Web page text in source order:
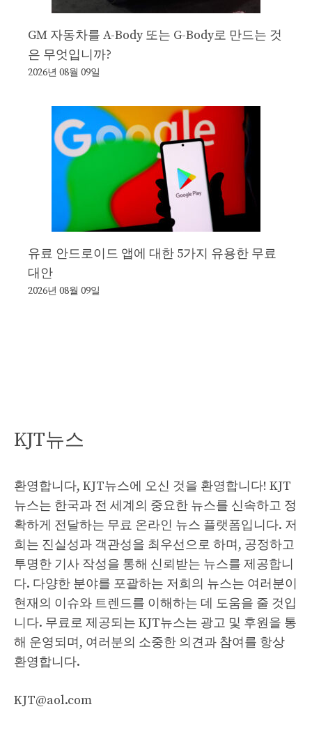
GM 자동차를 A-Body 또는 G-Body로 만드는 것
은 무엇입니까?
2026년 08월 09일
유료 안드로이드 앱에 대한 5가지 유용한 무료
대안
2026년 08월 09일
KJT뉴스
환영합니다, KJT뉴스에 오신 것을 환영합니다! KJT
뉴스는 한국과 전 세계의 중요한 뉴스를 신속하고 정
확하게 전달하는 무료 온라인 뉴스 플랫폼입니다. 저
희는 진실성과 객관성을 최우선으로 하며, 공정하고
투명한 기사 작성을 통해 신뢰받는 뉴스를 제공합니
다. 다양한 분야를 포괄하는 저희의 뉴스는 여러분이
현재의 이슈와 트렌드를 이해하는 데 도움을 줄 것입
니다. 무료로 제공되는 KJT뉴스는 광고 및 후원을 통
해 운영되며, 여러분의 소중한 의견과 참여를 항상
환영합니다.
KJT@aol.com